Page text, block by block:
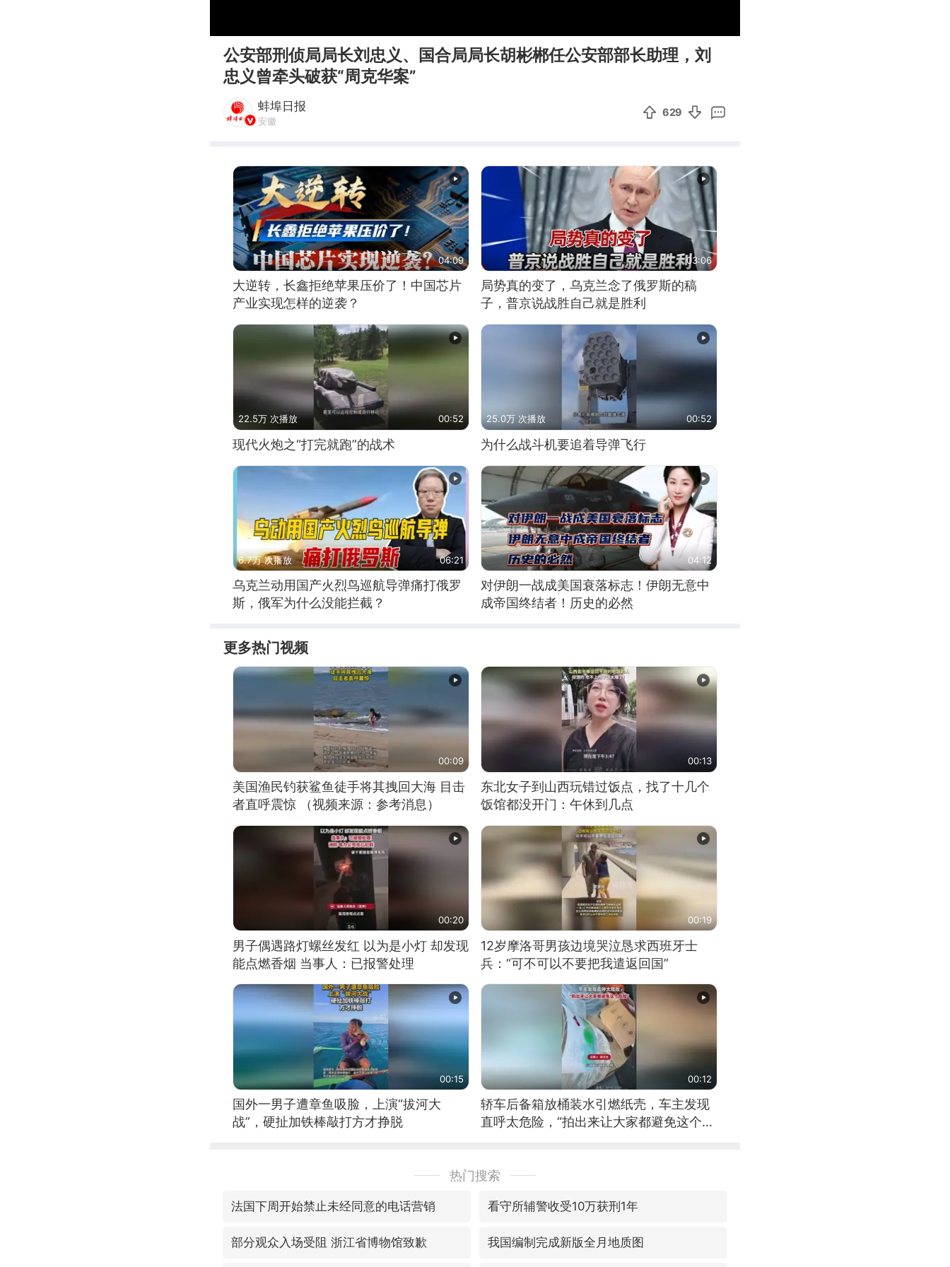
公安部刑侦局局长刘忠义、国合局局长胡彬郴任公安部部长助理，刘
忠义曾牵头破获“周克华案”
蚌埠日报
安徽
629
04:09
大逆转，长鑫拒绝苹果压价了！中国芯片
产业实现怎样的逆袭？
03:06
局势真的变了，乌克兰念了俄罗斯的稿
子，普京说战胜自己就是胜利
22.5万 次播放 00:52
现代火炮之“打完就跑”的战术
25.0万 次播放 00:52
为什么战斗机要追着导弹飞行
6.7万 次播放 06:21
乌克兰动用国产火烈鸟巡航导弹痛打俄罗
斯，俄军为什么没能拦截？
04:12
对伊朗一战成美国衰落标志！伊朗无意中
成帝国终结者！历史的必然
更多热门视频
00:09
美国渔民钓获鲨鱼徒手将其拽回大海 目击
者直呼震惊 （视频来源：参考消息）
00:13
东北女子到山西玩错过饭点，找了十几个
饭馆都没开门：午休到几点
00:20
男子偶遇路灯螺丝发红 以为是小灯 却发现
能点燃香烟 当事人：已报警处理
00:19
12岁摩洛哥男孩边境哭泣恳求西班牙士
兵：“可不可以不要把我遣返回国”
00:15
国外一男子遭章鱼吸脸，上演“拔河大
战”，硬扯加铁棒敲打方才挣脱
00:12
轿车后备箱放桶装水引燃纸壳，车主发现
直呼太危险，“拍出来让大家都避免这个危
热门搜索
法国下周开始禁止未经同意的电话营销 看守所辅警收受10万获刑1年
部分观众入场受阻 浙江省博物馆致歉 我国编制完成新版全月地质图